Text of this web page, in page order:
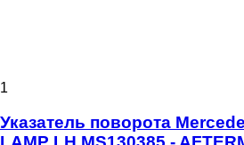
1
Указатель поворота